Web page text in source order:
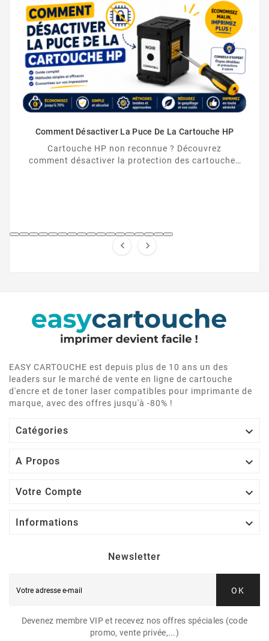
Comment Désactiver La Puce De La Cartouche HP
Cartouche HP non reconnue ? Découvrez
comment désactiver la protection des cartouches
 
EASY CARTOUCHE est depuis plus de 10 ans un des
leaders sur le marché de vente en ligne de cartouche
d'encre et de toner laser compatibles pour imprimante de
marque, avec des offres jusqu'à -80% !
Catégories 
A Propos 
Votre Compte 
Informations 
Newsletter
OK
Devenez membre VIP et recevez nos offres spéciales (code
promo, vente privée,...)